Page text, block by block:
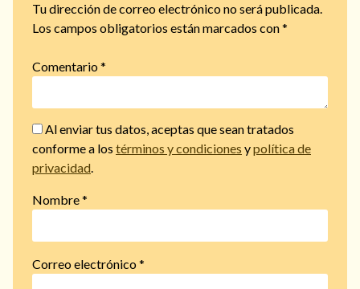
Tu dirección de correo electrónico no será publicada.
Los campos obligatorios están marcados con*
Comentario*
Al enviar tus datos, aceptas que sean tratados
conforme a los términos y condiciones ypolítica de
privacidad.
Nombre*
Correo electrónico*